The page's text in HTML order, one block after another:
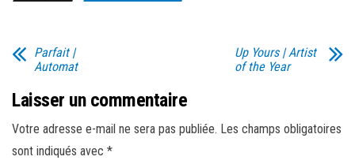
Parfait |
Automat
Up Yours | Artist
of the Year
Laisser un commentaire
Votre adresse e-mail ne sera pas publiée. Les champs obligatoires
sont indiqués avec *